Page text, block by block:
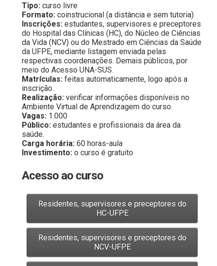
Tipo: curso livre
Formato: coinstrucional (a distância e sem tutoria)
Inscrições: estudantes, supervisores e preceptores
do Hospital das Clínicas (HC), do Núcleo de Ciências
da Vida (NCV) ou do Mestrado em Ciências da Saúde
da UFPE, mediante listagem enviada pelas
respectivas coordenações. Demais públicos, por
meio do Acesso UNA-SUS.
Matrículas: feitas automaticamente, logo após a
inscrição.
Realização: verificar informações disponíveis no
Ambiente Virtual de Aprendizagem do curso.
Vagas: 1.000
Público: estudantes e profissionais da área da
saúde.
Carga horária: 60 horas-aula
Investimento: o curso é gratuito
Acesso ao curso
Residentes, supervisores e preceptores do
HC-UFPE
Residentes, supervisores e preceptores do
NCV-UFPE